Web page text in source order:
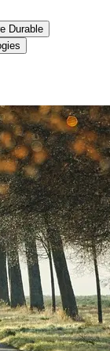
Durable